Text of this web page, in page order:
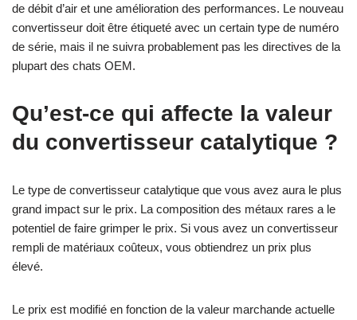
de débit d’air et une amélioration des performances. Le nouveau
convertisseur doit être étiqueté avec un certain type de numéro
de série, mais il ne suivra probablement pas les directives de la
plupart des chats OEM.
Qu’est-ce qui affecte la valeur
du convertisseur catalytique ?
Le type de convertisseur catalytique que vous avez aura le plus
grand impact sur le prix. La composition des métaux rares a le
potentiel de faire grimper le prix. Si vous avez un convertisseur
rempli de matériaux coûteux, vous obtiendrez un prix plus
élevé.
Le prix est modifié en fonction de la valeur marchande actuelle